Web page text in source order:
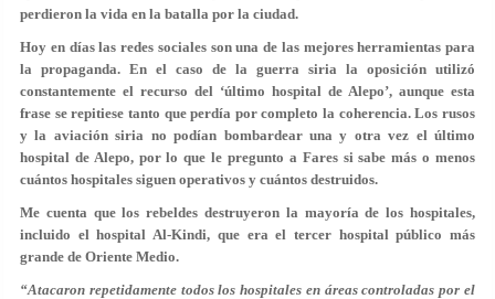
perdieron la vida en la batalla por la ciudad.
Hoy en días las redes sociales son una de las mejores herramientas para
la propaganda. En el caso de la guerra siria la oposición utilizó
constantemente el recurso del ‘último hospital de Alepo’, aunque esta
frase se repitiese tanto que perdía por completo la coherencia. Los rusos
y la aviación siria no podían bombardear una y otra vez el último
hospital de Alepo, por lo quele pregunto a Fares si sabe más o menos
cuántos hospitales siguen operativos y cuántos destruidos.
Me cuenta que los rebeldes destruyeron la mayoría de los hospitales,
incluido el hospital Al-Kindi, que era el tercer hospital público más
grande de Oriente Medio.
“Atacaron repetidamente todos los hospitales en áreas controladas por el